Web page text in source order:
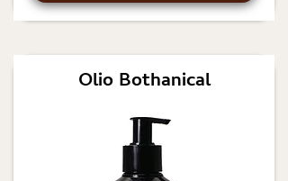
Olio Bothanical